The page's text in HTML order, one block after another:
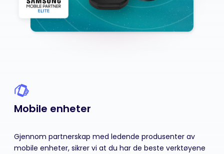
Mobile enheter
Gjennom partnerskap med ledende produsenter av
mobile enheter, sikrer vi at du har de beste verktøyene